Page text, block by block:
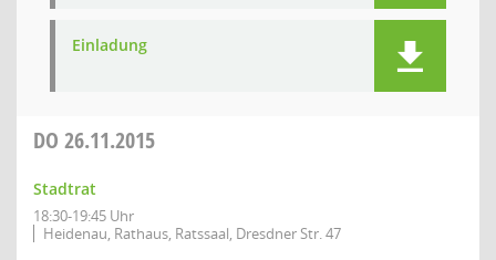
Einladung
DO 26.11.2015
Stadtrat
18:30-19:45 Uhr
Heidenau, Rathaus, Ratssaal, Dresdner Str. 47